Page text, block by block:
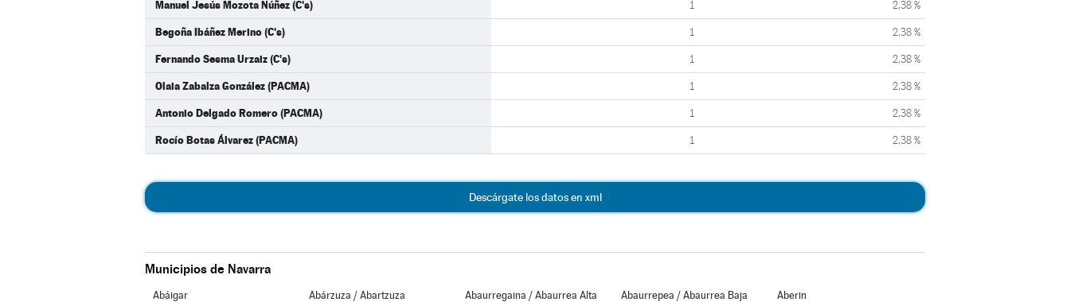
Manuel Jesús Mozota Núñez (C's) 1 2,38 %
Begoña Ibáñez Merino (C's) 1 2,38 %
Fernando Sesma Urzaiz (C's) 1 2,38 %
Olaia Zabalza González (PACMA) 1 2,38 %
Antonio Delgado Romero (PACMA) 1 2,38 %
Rocío Botas Álvarez (PACMA) 1 2,38 %
Descárgate los datos en xml
Municipios de Navarra
Abáigar Abárzuza / Abartzuza Abaurregaina / Abaurrea Alta Abaurrepea / Abaurrea Baja Aberin